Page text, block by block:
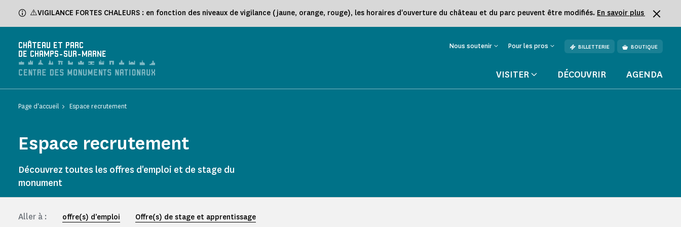
⚠️VIGILANCE FORTES CHALEURS : en fonction des niveaux de vigilance (jaune, orange, rouge), les horaires d'ouverture du château et du parc peuvent être modifiés. En savoir plus
CHÂTEAU ET PARC
DE CHAMPS-SUR-MARNE
Nous soutenir Pour les pros BILLETTERIE BOUTIQUE
VISITER DÉCOUVRIR AGENDA
Page d'accueil Espace recrutement
Espace recrutement
Découvrez toutes les offres d'emploi et de stage du
monument
Aller à : offre(s) d’emploi Offre(s) de stage et apprentissage